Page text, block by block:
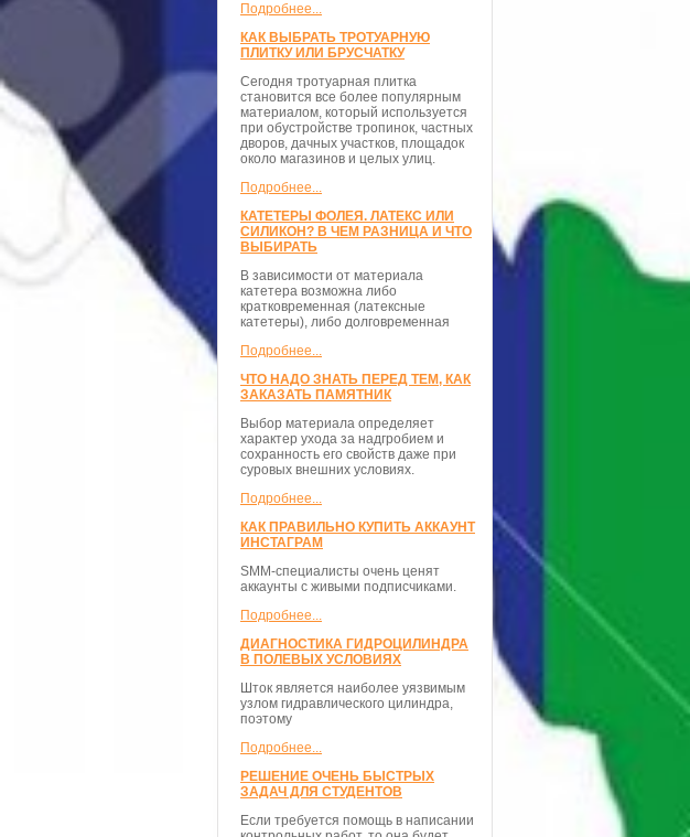
Подробнее...
КАК ВЫБРАТЬ ТРОТУАРНУЮ
ПЛИТКУ ИЛИ БРУСЧАТКУ
Сегодня тротуарная плитка
становится все более популярным
материалом, который используется
при обустройстве тропинок, частных
дворов, дачных участков, площадок
около магазинов и целых улиц.
Подробнее...
КАТЕТЕРЫ ФОЛЕЯ. ЛАТЕКС ИЛИ
СИЛИКОН? В ЧЕМ РАЗНИЦА И ЧТО
ВЫБИРАТЬ
В зависимости от материала
катетера возможна либо
кратковременная (латексные
катетеры), либо долговременная
Подробнее...
ЧТО НАДО ЗНАТЬ ПЕРЕД ТЕМ, КАК
ЗАКАЗАТЬ ПАМЯТНИК
Выбор материала определяет
характер ухода за надгробием и
сохранность его свойств даже при
суровых внешних условиях.
Подробнее...
КАК ПРАВИЛЬНО КУПИТЬ АККАУНТ
ИНСТАГРАМ
SMM-специалисты очень ценят
аккаунты с живыми подписчиками.
Подробнее...
ДИАГНОСТИКА ГИДРОЦИЛИНДРА
В ПОЛЕВЫХ УСЛОВИЯХ
Шток является наиболее уязвимым
узлом гидравлического цилиндра,
поэтому
Подробнее...
РЕШЕНИЕ ОЧЕНЬ БЫСТРЫХ
ЗАДАЧ ДЛЯ СТУДЕНТОВ
Если требуется помощь в написании